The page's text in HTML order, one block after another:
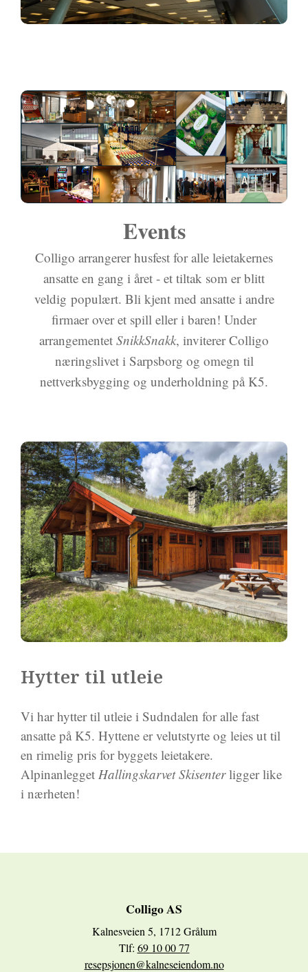
Events
Colligo arrangerer husfest for alle leietakernes
ansatte en gang i året - et tiltak som er blitt
veldig populært. Bli kjent med ansatte i andre
firmaer over et spill eller i baren! Under
arrangementet SnikkSnakk, inviterer Colligo
næringslivet i Sarpsborg og omegn til
nettverksbygging og underholdning på K5.
Hytter til utleie
Vi har hytter til utleie i Sudndalen for alle fast
ansatte på K5. Hyttene er velutstyrte og leies ut til
en rimelig pris for byggets leietakere.
Alpinanlegget Hallingskarvet Skisenterligger like
i nærheten!
Colligo AS
Kalnesveien 5, 1712 Grålum
Tlf: 69 10 00 77
resepsjonen@kalneseiendom.no